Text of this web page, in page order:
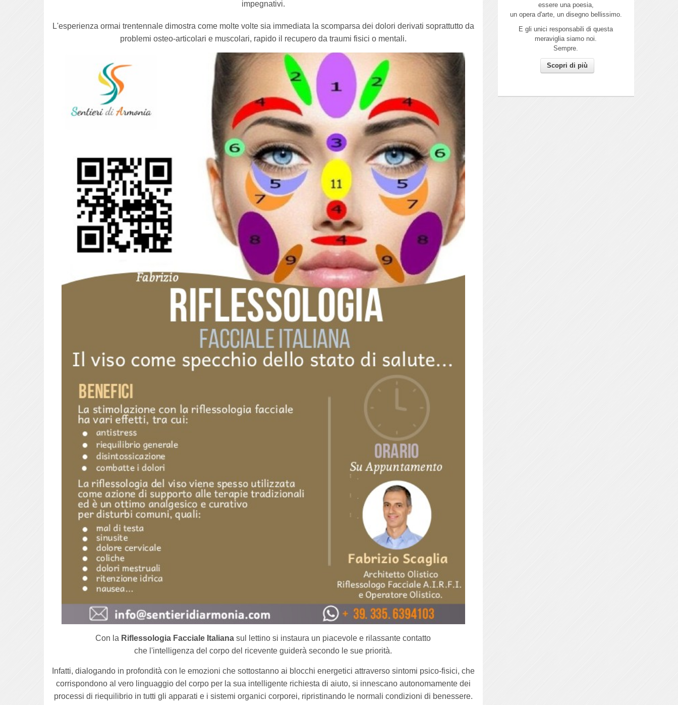
impegnativi.
L'esperienza ormai trentennale dimostra come molte volte sia immediata la scomparsa dei dolori derivati soprattutto da
problemi osteo-articolari e muscolari, rapido il recupero da traumi fisici o mentali.
Con la Riflessologia Facciale Italiana sul lettino si instaura un piacevole e rilassante contatto
che l'intelligenza del corpo del ricevente guiderà secondo le sue priorità.
Infatti, dialogando in profondità con le emozioni che sottostanno ai blocchi energetici attraverso sintomi psico-fisici, che
corrispondono al vero linguaggio del corpo per la sua intelligente richiesta di aiuto, si innescano autonomamente dei
processi di riequilibrio in tutti gli apparati e i sistemi organici corporei, ripristinando le normali condizioni di benessere.
essere una poesia,
un opera d'arte, un disegno bellissimo.
E gli unici responsabili di questa
meraviglia siamo noi.
Sempre.
Scopri di più